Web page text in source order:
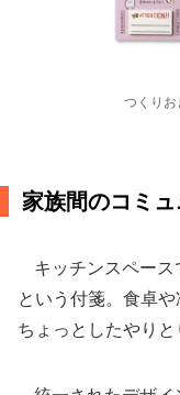
つくり
家族間のコミ
キッチンスペース
という付箋。食卓
ちょっとしたやりと